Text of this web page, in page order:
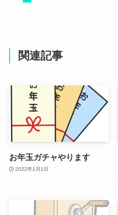
関連記事
お年玉ガチャやります
2022年1月1日